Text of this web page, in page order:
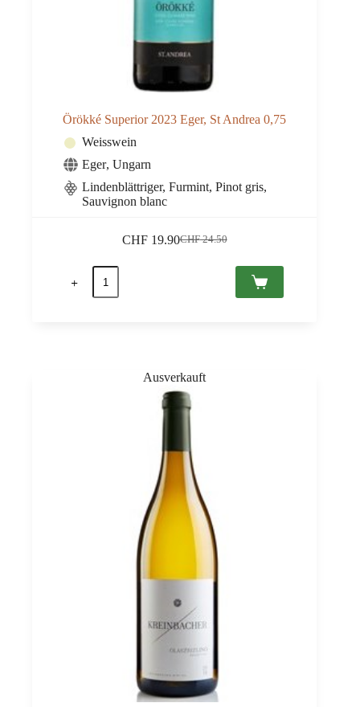
Örökké Superior 2023 Eger, St Andrea 0,75
Weisswein
Eger, Ungarn
Lindenblättriger, Furmint, Pinot gris,
Sauvignon blanc
CHF24.50
Ursprünglicher
CHF19.90Aktueller
Örökké
Superior
2023